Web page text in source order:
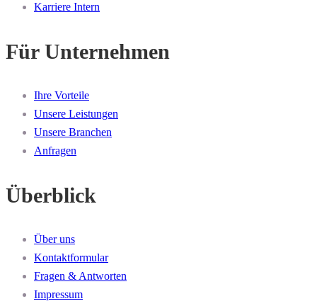
Karriere Intern
Für Unternehmen
Ihre Vorteile
Unsere Leistungen
Unsere Branchen
Anfragen
Überblick
Über uns
Kontaktformular
Fragen & Antworten
Impressum